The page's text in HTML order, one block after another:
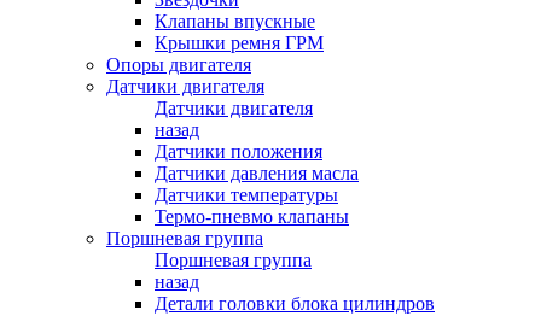
Клапаны впускные
Крышки ремня ГРМ
Опоры двигателя
Датчики двигателя
Датчики двигателя
назад
Датчики положения
Датчики давления масла
Датчики температуры
Термо-пневмо клапаны
Поршневая группа
Поршневая группа
назад
Детали головки блока цилиндров